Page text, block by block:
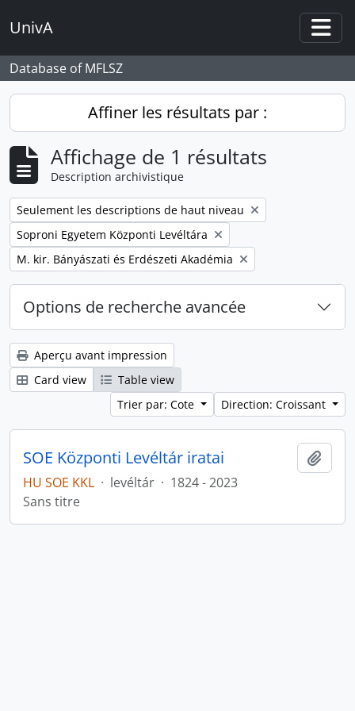
UnivA
Database of MFLSZ
Affiner les résultats par :
Affichage de 1 résultats
Description archivistique
Remove filter:
Seulement les descriptions de haut niveau
Remove filter:
Soproni Egyetem Központi Levéltára
Remove filter:
M. kir. Bányászati és Erdészeti Akadémia
Options de recherche avancée
Aperçu avant impression
Card view
Table view
Trier par: Cote
Direction: Croissant
SOE Központi Levéltár iratai
HU SOE KKL · levéltár · 1824 - 2023
Sans titre